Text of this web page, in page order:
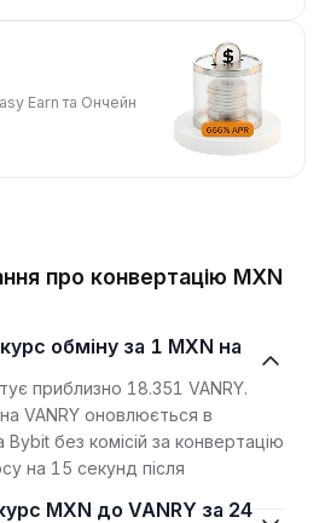
Earn та Ончейн
про конвертацію MXN
приблизно 18.351 VANRY.
VANRY оновлюється в
Bybit без комісій за конвертацію
на 15 секунд після